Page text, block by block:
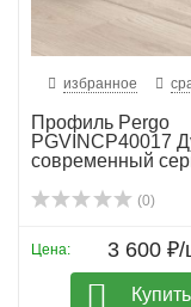
избранное
Профиль Pergo
PGVINCP40017
современный
(0)
Цена: 3 600 ₽/
Купить